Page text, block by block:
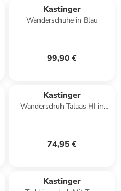
Kastinger
Wanderschuhe in Blau
99,90 €
Kastinger
Wanderschuh Talaas HI in
74,95 €
Kastinger